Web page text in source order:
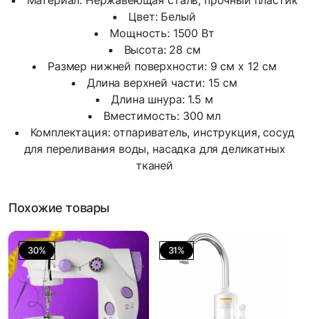
Цвет: Белый
Мощность: 1500 Вт
Высота: 28 см
Размер нижней поверхности: 9 см х 12 см
Длина верхней части: 15 см
Длина шнура: 1.5 м
Вместимость: 300 мл
Комплектация: отпариватель, инструкция, сосуд
для переливания воды, насадка для деликатных
тканей
Похожие товары
30% 31%